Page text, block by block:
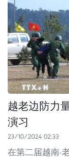
越老边防力
演习
23/10/2024 02:33
在第二届越南-